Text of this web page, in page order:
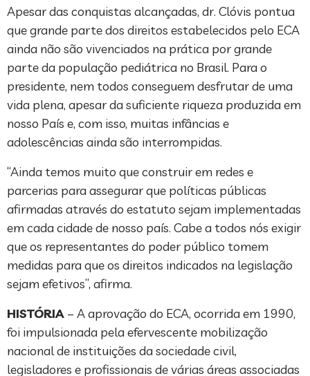
Apesar das conquistas alcançadas, dr. Clóvis pontua
que grande parte dos direitos estabelecidos pelo ECA
ainda não são vivenciados na prática por grande
parte da população pediátrica no Brasil. Para o
presidente, nem todos conseguem desfrutar de uma
vida plena, apesar da suficiente riqueza produzida em
nosso País e, com isso, muitas infâncias e
adolescências ainda são interrompidas.
“Ainda temos muito que construir em redes e
parcerias para assegurar que políticas públicas
afirmadas através do estatuto sejam implementadas
em cada cidade de nosso país. Cabe a todos nós exigir
que os representantes do poder público tomem
medidas para que os direitos indicados na legislação
sejam efetivos”, afirma.
HISTÓRIA – A aprovação do ECA, ocorrida em 1990,
foi impulsionada pela efervescente mobilização
nacional de instituições da sociedade civil,
legisladores e profissionais de várias áreas associadas